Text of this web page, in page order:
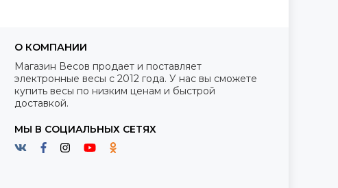
О КОМПАНИИ
Магазин Весов продает и поставляет
электронные весы с 2012 года. У нас вы сможете
купить весы по низким ценам и быстрой
доставкой.
МЫ В СОЦИАЛЬНЫХ СЕТЯХ